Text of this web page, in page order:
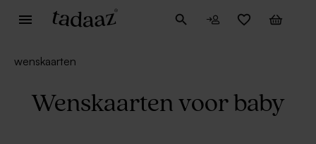
wenskaarten
Wenskaarten voor baby